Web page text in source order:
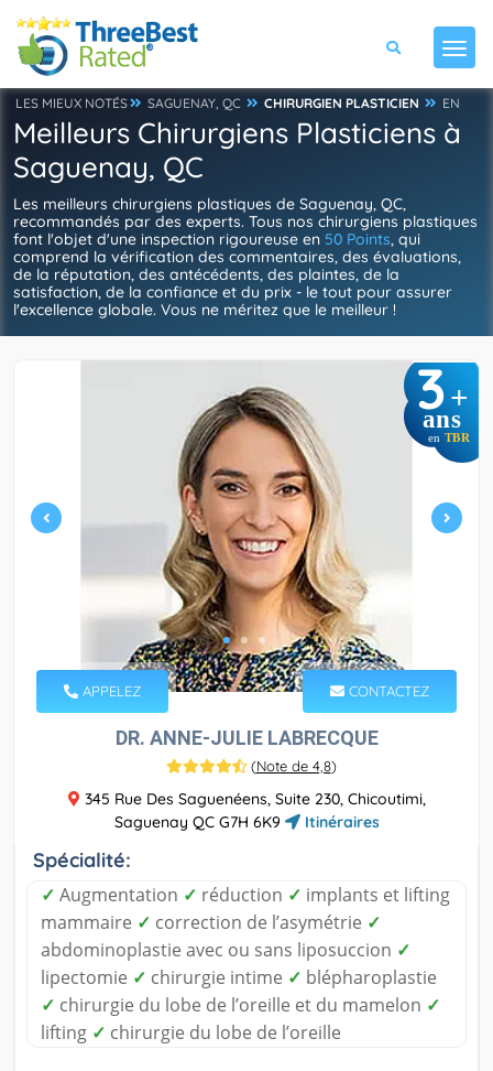
LES MIEUX NOTÉS SAGUENAY, QC CHIRURGIEN PLASTICIEN EN
Meilleurs Chirurgiens Plasticiens à
Saguenay, QC
Les meilleurs chirurgiens plastiques de Saguenay, QC,
recommandés par des experts. Tous nos chirurgiens plastiques
font l'objet d'une inspection rigoureuse en 50 Points, qui
comprend la vérification des commentaires, des évaluations,
de la réputation, des antécédents, des plaintes, de la
satisfaction, de la confiance et du prix - le tout pour assurer
l'excellence globale. Vous ne méritez que le meilleur !
3+
ans
en TBR
APPELEZ CONTACTEZ
DR. ANNE-JULIE LABRECQUE
(Note de 4,8)
345 Rue Des Saguenéens, Suite 230, Chicoutimi,
Saguenay QC G7H 6K9
Itinéraires
Spécialité:
✓ Augmentation ✓ réduction ✓ implants et lifting
mammaire ✓ correction de l’asymétrie ✓
abdominoplastie avec ou sans liposuccion ✓
lipectomie ✓ chirurgie intime ✓ blépharoplastie
✓ chirurgie du lobe de l’oreille et du mamelon ✓
lifting ✓ chirurgie du lobe de l’oreille